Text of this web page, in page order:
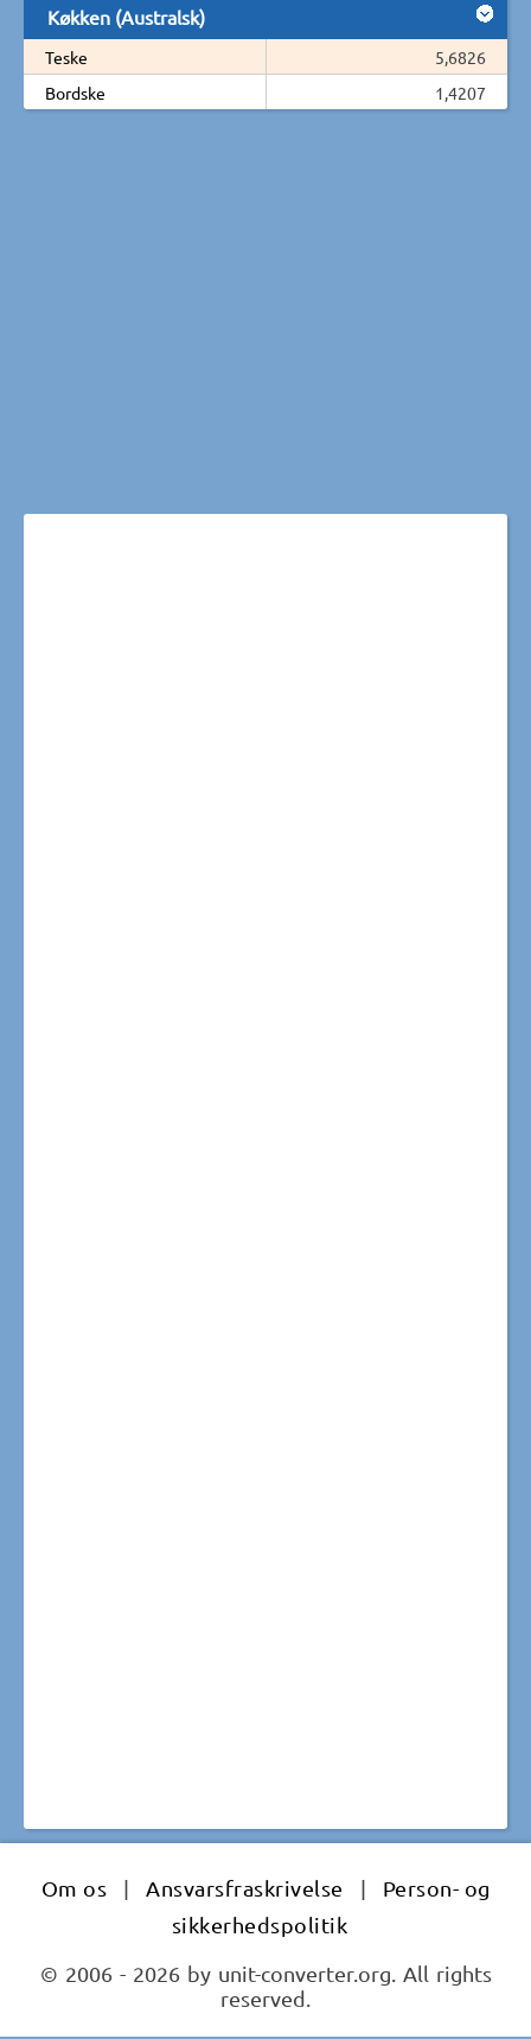
Køkken (Australsk)
Teske
5,6826
Bordske
1,4207
Om os | Ansvarsfraskrivelse |
Person- og
sikkerhedspolitik
© 2006 - 2026 by unit-converter.org. All rights
reserved.